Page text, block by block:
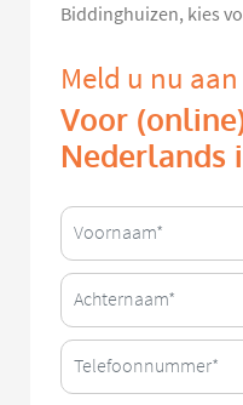
Biddinghuizen, kies
Meld u nu aan
Voor
Nederlands